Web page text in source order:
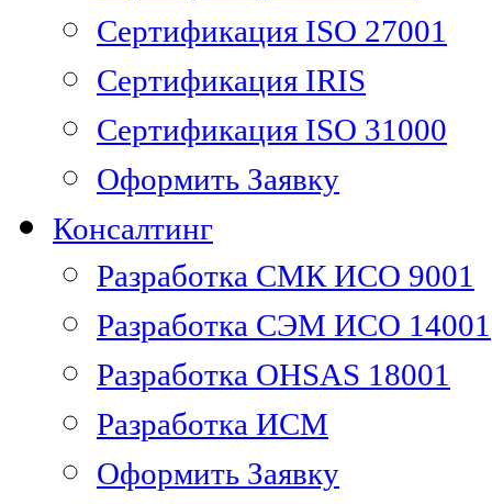
Сертификация ISO 27001
Сертификация IRIS
Сертификация ISO 31000
Оформить Заявку
Консалтинг
Разработка СМК ИСО 9001
Разработка СЭМ ИСО 14001
Разработка OHSAS 18001
Разработка ИСМ
Оформить Заявку